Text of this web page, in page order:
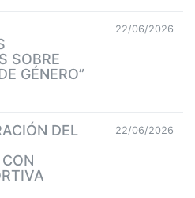
SOBRE
GÉNERO”
22/06/2026
DEL
22/06/2026